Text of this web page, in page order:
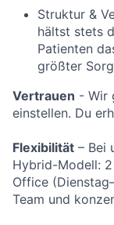
Struktur &
hältst stets
Patienten
größter
Vertrauen - Wir
einstellen. Du
Flexibilität – Bei
Hybrid-Modell:
Office
Team und